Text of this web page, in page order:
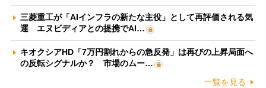
三菱重工が「AIインフラの新たな主役」として再評価される気
運 エヌビディアとの提携でAI…
キオクシアHD「7万円割れからの急反発」は再びの上昇局面へ
の反転シグナルか？ 市場のムー…
一覧を見る